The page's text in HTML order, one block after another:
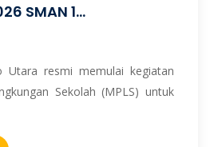
SMAN 1...
Utara resmi memulai kegiatan
Sekolah (MPLS) untuk